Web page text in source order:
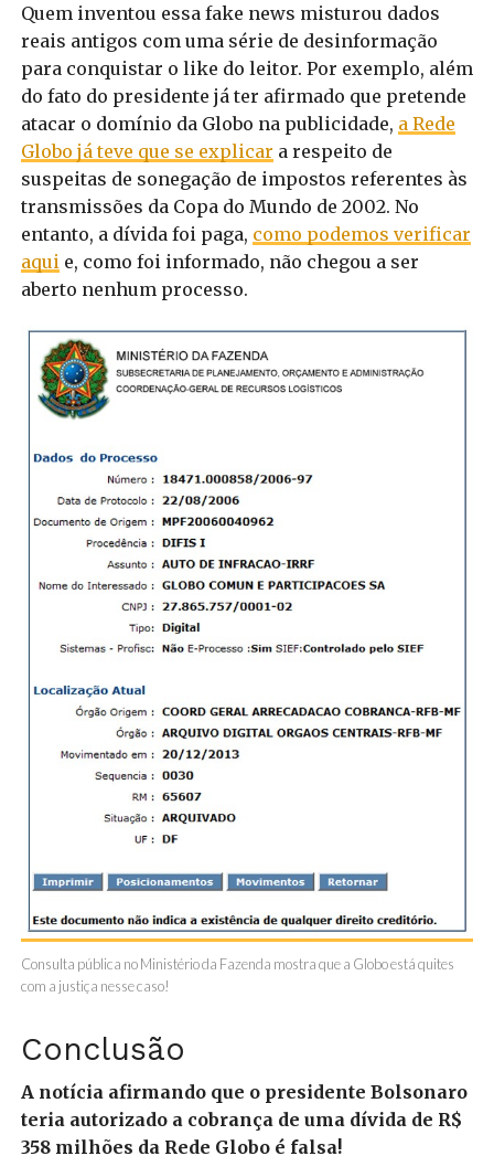
Quem inventou essa fake news misturou dados
reais antigos com uma série de desinformação
para conquistar o like do leitor. Por exemplo, além
do fato do presidente já ter afirmado que pretende
atacar o domínio da Globo na publicidade, a Rede
Globo já teve que se explicar a respeito de
suspeitas de sonegação de impostos referentes às
transmissões da Copa do Mundo de 2002. No
entanto, a dívida foi paga, como podemos verificar
aquie, como foi informado, não chegou a ser
aberto nenhum processo.
Consulta pública no Ministério da Fazenda mostra que a Globo está quites
com a justiça nesse caso!
Conclusão
A notícia afirmando que o presidente Bolsonaro
teria autorizado a cobrança de uma dívida de R$
358 milhões da Rede Globo é falsa!